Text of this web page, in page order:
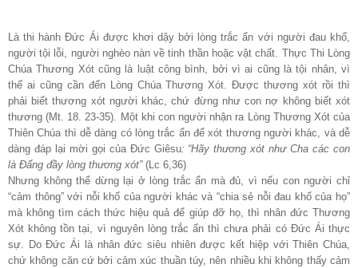
Là thi hành Đức Ái được khơi dậy bởi lòng trắc ẩn với người đau khổ,
người tội lỗi, người nghèo nàn về tinh thần hoặc vật chất. Thực Thi Lòng
Chúa Thương Xót cũng là luật công bình, bởi vì ai cũng là tội nhân, vì
thế ai cũng cần đến Lòng Chúa Thương Xót. Được thương xót rồi thì
phải biết thương xót người khác, chứ đừng như con nợ không biết xót
thương (Mt. 18. 23-35). Một khi con người nhận ra Lòng Thương Xót của
Thiên Chúa thì dễ dàng có lòng trắc ẩn để xót thương người khác, và dễ
dàng đáp lại mời gọi của Đức Giêsu: “Hãy thương xót như Cha các con
là Đấng đầy lòng thương xót” (Lc 6,36)
Nhưng không thể dừng lại ở lòng trắc ẩn mà đủ, vì nếu con người chỉ
“cảm thông” với nỗi khổ của người khác và “chia sẻ nỗi đau khổ của họ”
mà không tìm cách thức hiệu quả để giúp đỡ họ, thì nhân đức Thương
Xót không tồn tại, vì nguyên lòng trắc ẩn thì chưa phải có Đức Ái thực
sự. Do Đức Ái là nhân đức siêu nhiên được kết hiệp với Thiên Chúa,
chứ không căn cứ bởi cảm xúc thuần túy, nên nhiều khi không thấy cảm